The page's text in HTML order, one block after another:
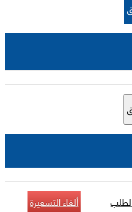
ألغاء التسعيرة